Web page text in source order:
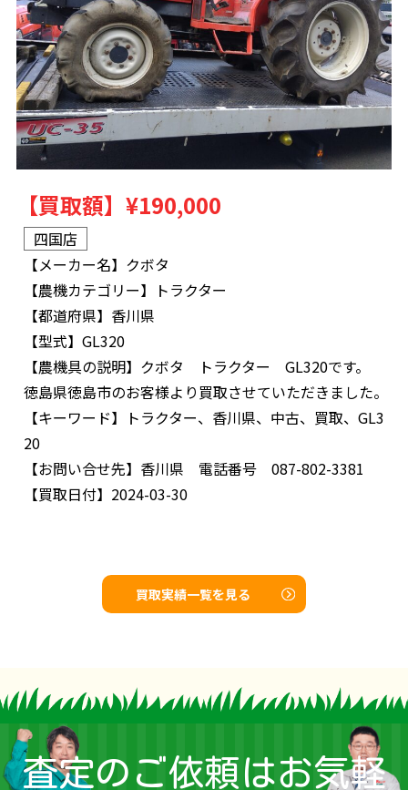
【買取額】 ¥190,000
四国店
【メーカー名】 クボタ
【農機カテゴリー】
トラクター
【都道府県】 香川県
【型式】 GL320
【農機具の説明】 クボタ トラクター GL320です。
徳島県徳島市のお客様より買取させていただきました。
【キーワード】
トラクター、香川県、中古、買取、GL3
20
【お問い合せ先】 香川県 電話番号 087-802-3381
【買取日付】 2024-03-30
買取実績一覧を見る
査定のご依頼はお気軽